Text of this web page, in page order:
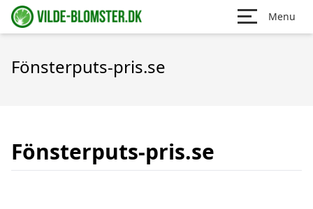
Menu
Fönsterputs-pris.se
Fönsterputs-pris.se